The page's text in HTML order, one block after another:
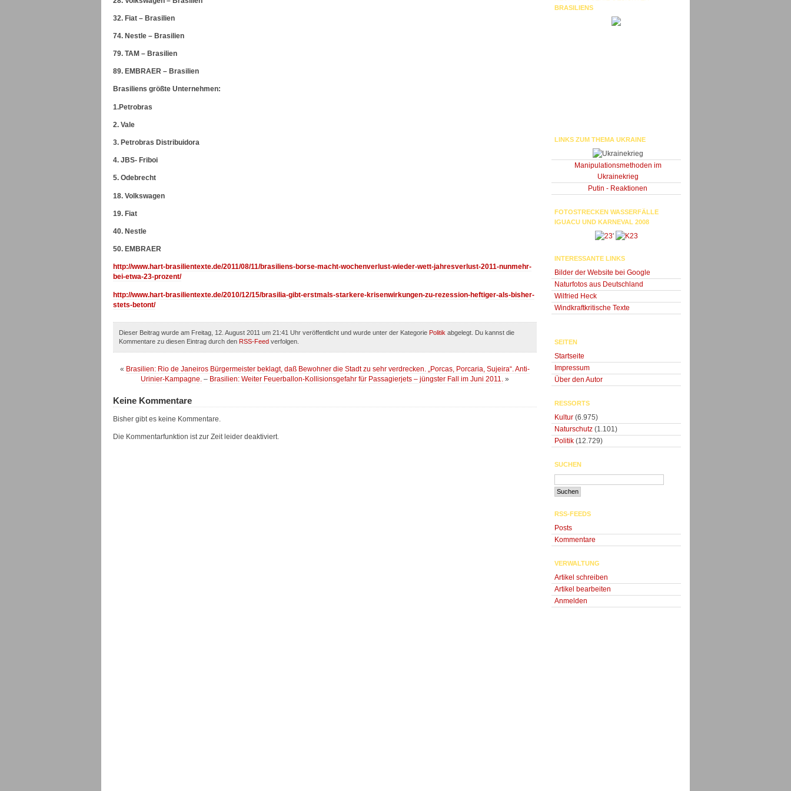
32. Fiat – Brasilien
74. Nestle – Brasilien
79. TAM – Brasilien
89. EMBRAER – Brasilien
Brasiliens größte Unternehmen:
1.Petrobras
2. Vale
3. Petrobras Distribuidora
4. JBS- Friboi
5. Odebrecht
18. Volkswagen
19. Fiat
40. Nestle
50. EMBRAER
http://www.hart-brasilientexte.de/2011/08/11/brasiliens-borse-macht-wochenverlust-wieder-wett-jahresverlust-2011-nunmehr-
bei-etwa-23-prozent/
http://www.hart-brasilientexte.de/2010/12/15/brasilia-gibt-erstmals-starkere-krisenwirkungen-zu-rezession-heftiger-als-bisher-
stets-betont/
Dieser Beitrag wurde am Freitag, 12. August 2011 um 21:41 Uhr veröffentlicht und wurde unter der Kategorie Politik abgelegt. Du kannst die
Kommentare zu diesen Eintrag durch den RSS-Feed verfolgen.
« Brasilien: Rio de Janeiros Bürgermeister beklagt, daß Bewohner die Stadt zu sehr verdrecken. „Porcas, Porcaria, Sujeira“. Anti-
Urinier-Kampagne. – Brasilien: Weiter Feuerballon-Kollisionsgefahr für Passagierjets – jüngster Fall im Juni 2011. »
Keine Kommentare
Bisher gibt es keine Kommentare.
Die Kommentarfunktion ist zur Zeit leider deaktiviert.
BRASILIENS
LINKS ZUM THEMA UKRAINE
Manipulationsmethoden im
Ukrainekrieg
Putin - Reaktionen
FOTOSTRECKEN WASSERFÄLLE
IGUACU UND KARNEVAL 2008
'
INTERESSANTE LINKS
Bilder der Website bei Google
Naturfotos aus Deutschland
Wilfried Heck
Windkraftkritische Texte
SEITEN
Startseite
Impressum
Über den Autor
RESSORTS
Kultur (6.975)
Naturschutz (1.101)
Politik (12.729)
SUCHEN
RSS-FEEDS
Posts
Kommentare
VERWALTUNG
Artikel schreiben
Artikel bearbeiten
Anmelden